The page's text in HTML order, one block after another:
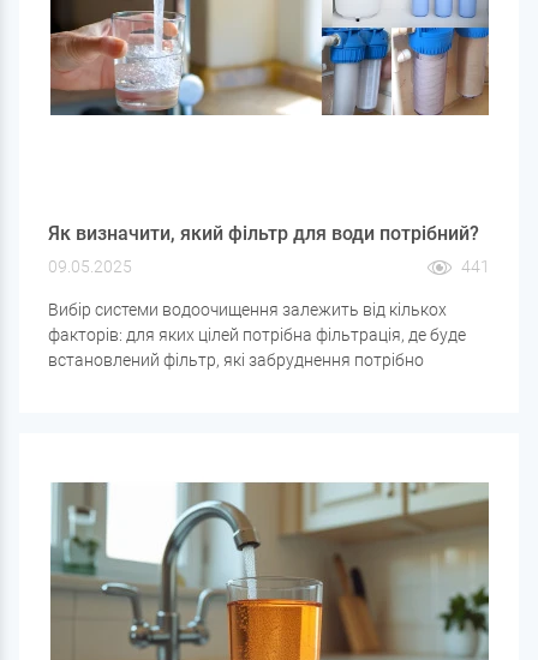
Як визначити, який фільтр для води потрібний?
09.05.2025 441
Вибір системи водоочищення залежить від кількох
факторів: для яких цілей потрібна фільтрація, де буде
встановлений фільтр, які забруднення потрібно